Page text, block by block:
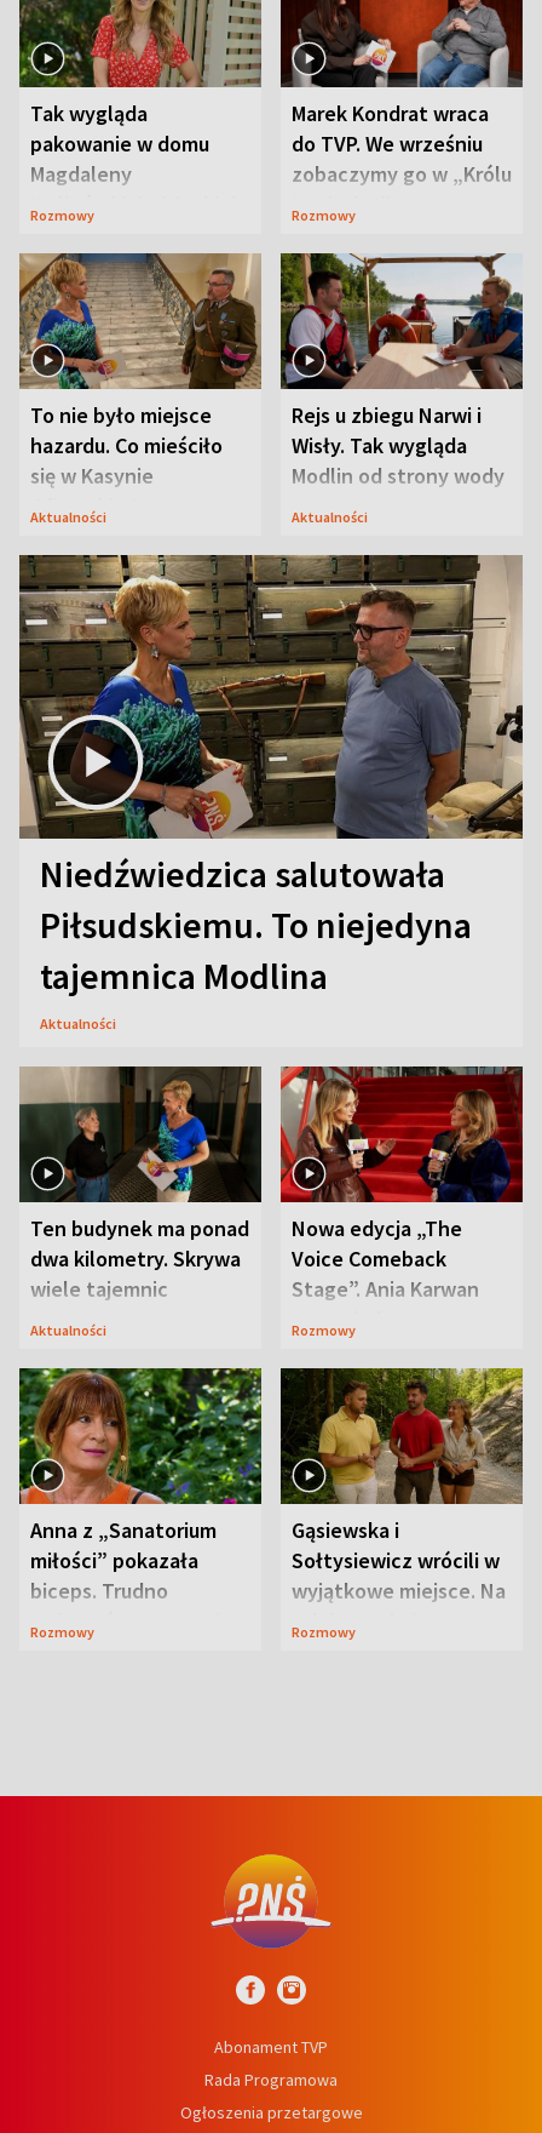
Tak wygląda
pakowanie w domu
Magdaleny
Waligórskiej-Lisieckiej.
Rozmowy
Marek Kondrat wraca
do TVP. We wrześniu
zobaczymy go w „Królu
Maciusiu I”
Rozmowy
To nie było miejsce
hazardu. Co mieściło
się w Kasynie
Oficerskim?
Aktualności
Rejs u zbiegu Narwi i
Wisły. Tak wygląda
Modlin od strony wody
Aktualności
Niedźwiedzica salutowała
Piłsudskiemu. To niejedyna
tajemnica Modlina
Aktualności
Ten budynek ma ponad
dwa kilometry. Skrywa
wiele tajemnic
Aktualności
Nowa edycja „The
Voice Comeback
Stage”. Ania Karwan
zapowiada
Rozmowy
Anna z „Sanatorium
miłości” pokazała
biceps. Trudno
uwierzyć, co przeszła
Rozmowy
Gąsiewska i
Sołtysiewicz wrócili w
wyjątkowe miejsce. Na
szlaku czekał
Rozmowy
Abonament TVP
Rada Programowa
Ogłoszenia przetargowe